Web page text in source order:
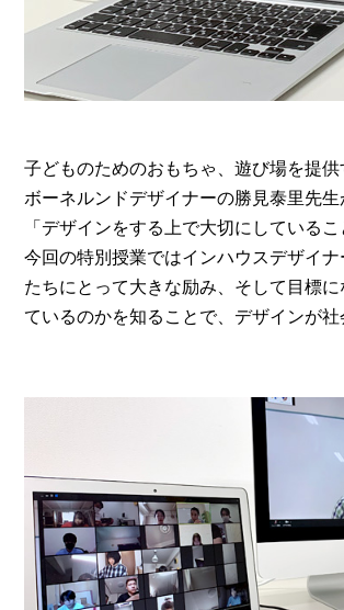
子どものためのおもちゃ、遊び場を提
ボーネルンドデザイナーの勝見泰里先
「デザインをする上で大切にしている
今回の特別授業ではインハウスデザイ
たちにとって大きな励み、そして目標
ているのかを知ることで、デザインが